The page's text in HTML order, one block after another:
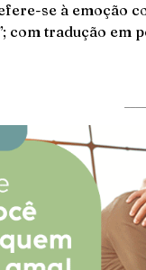
se à emoção
com tradução em